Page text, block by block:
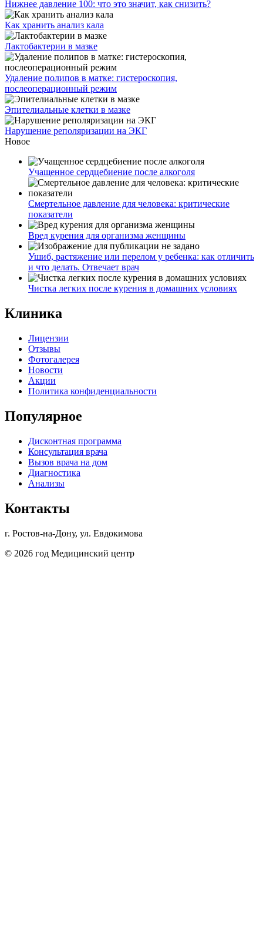
Нижнее давление 100: что это значит, как снизить?
Как хранить анализ кала
Лактобактерии в мазке
Удаление полипов в матке: гистероскопия,
послеоперационный режим
Эпителиальные клетки в мазке
Нарушение реполяризации на ЭКГ
Новое
Учащенное сердцебиение после алкоголя
Смертельное давление для человека: критические
показатели
Вред курения для организма женщины
Ушиб, растяжение или перелом у ребенка: как отличить
и что делать. Отвечает врач
Чистка легких после курения в домашних условиях
Клиника
Лицензии
Отзывы
Фотогалерея
Новости
Акции
Политика конфиденциальности
Популярное
Дисконтная программа
Консультация врача
Вызов врача на дом
Диагностика
Анализы
Контакты
г. Ростов-на-Дону, ул. Евдокимова
© 2026 год Медицинский центр